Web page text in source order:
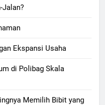
Jalan?
Ekspansi Usaha
di Polibag Skala
Memilih Bibit yang